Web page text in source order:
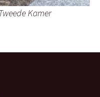
Kamer